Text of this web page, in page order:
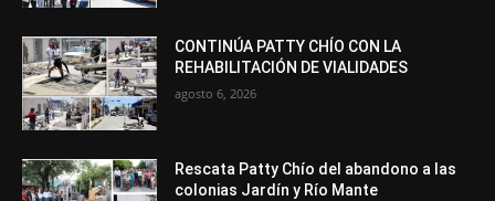
CONTINÚA PATTY CHÍO CON LA
REHABILITACIÓN DE VIALIDADES
agosto 6, 2026
Rescata Patty Chío del abandono a las
colonias Jardín y Río Mante